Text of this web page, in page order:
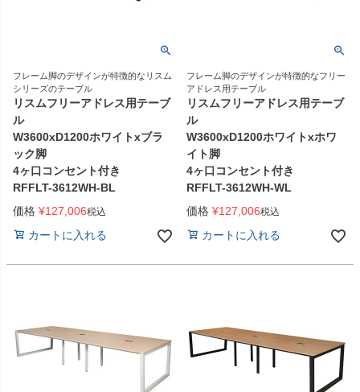
フレーム脚のデザインが特徴的なリスム
シリーズのテーブル
リスムフリーアドレス用テーブ
ル
W3600xD1200ホワイトxブラ
ック脚
4ヶ口コンセント付き
RFFLT-3612WH-BL
価格 ¥127,006税込
カートに入れる
フレーム脚のデザインが特徴的なフリー
アドレス用テーブル
リスムフリーアドレス用テーブ
ル
W3600xD1200ホワイトxホワ
イト脚
4ヶ口コンセント付き
RFFLT-3612WH-WL
価格 ¥127,006税込
カートに入れる